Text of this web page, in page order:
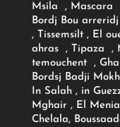
Msila ,
Bordj Bou
, Tissemsilt , El
ahras , Tipaza ,
temouchent ,
Bordsj Badji
In Salah , in
Mghair , El
Chelala,